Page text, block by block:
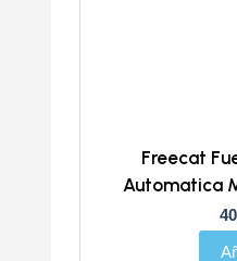
Freecat
Automatica